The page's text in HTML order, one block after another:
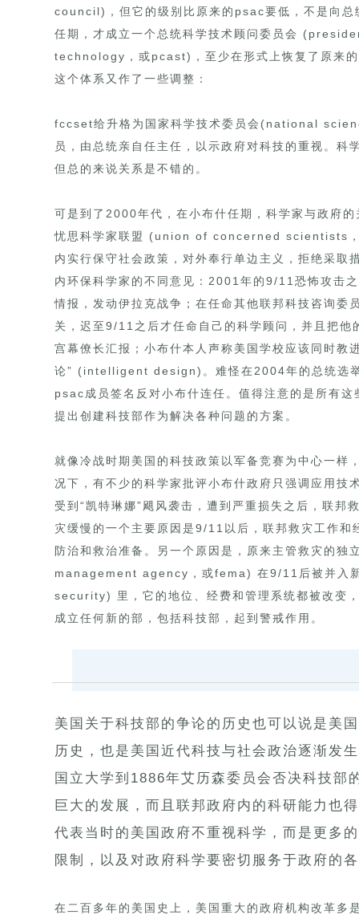
council)，但它的级别比原来的psac要低，不是向总
任期，才成立一个总统科学技术顾问委员会
technology，或pcast)，至少在形式上恢复了原来
这个体系又作了一些调整：
fccset给升格为国家科学技术委员会(national
员，由总统亲自任主任，以示政府对科技的重视。科
但总的来说关系是不错的。
可是到了2000年代，在小布什任期，科学家与政府
忧思科学家联盟 (union of concerned scientists，
内实行保守社会政策，对外奉行单边主义，拒绝采取
内环保科学家的不同意见：2001年的9/11恐怖攻击
情报，发动伊拉克战争；在任命其他联邦科技咨询委
关，迟至9/11之后才任命自己的科学顾问，并且把
宫幕僚长汇报；小布什本人声称美国学校应该同时教
论” (intelligent design)。难怪在2004年的总统选
psac成员签名反对小布什连任。值得注意的是所有
提出创建科技部作为解决各种问题的方案。
就像冷战时期美国的科技政策以军备竞赛为中心一
况下，有不少的科学家批评小布什政府只强调应用
受到“凯特琳娜”飓风袭击，遭到严重损失之后，联邦
灾缓慢的一个主要原因是9/11以后，联邦救灾工作
防治和救治准备。另一个原因是，原来主管救灾的
management agency，或fema) 在9/11后被并
security) 里，它的地位、经费和管理系统都被改变
成立任何新的部，包括科技部，起到警戒作用。
美国关于科技部的争论的历史也可以说是美
历史，也是美国近代科技与社会政治逐渐发
国立大学到1886年艾历森委员会否决科技部
巨大的发展，而且联邦政府内的科研能力也
代表当时的美国政府不重视科学，而是更多
限制，以及对政府科学要密切服务于政府的
在二百多年的美国史上，美国重大的政府机构改革